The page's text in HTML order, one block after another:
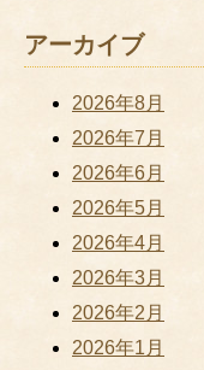
アーカイブ
2026年8月
2026年7月
2026年6月
2026年5月
2026年4月
2026年3月
2026年2月
2026年1月